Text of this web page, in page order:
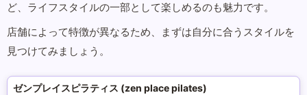
ど、ライフスタイルの一部として楽しめるのも魅力です。
店舗によって特徴が異なるため、まずは自分に合うスタイルを
見つけてみましょう。
ゼンプレイスピラティス (zen place pilates)